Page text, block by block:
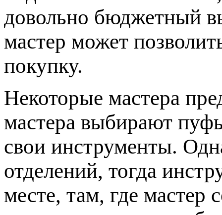
довольно бюджетный
мастер может
покупку.
Некоторые мастера
мастера выбирают
свои инструменты.
отделений, тогда
месте, там, где